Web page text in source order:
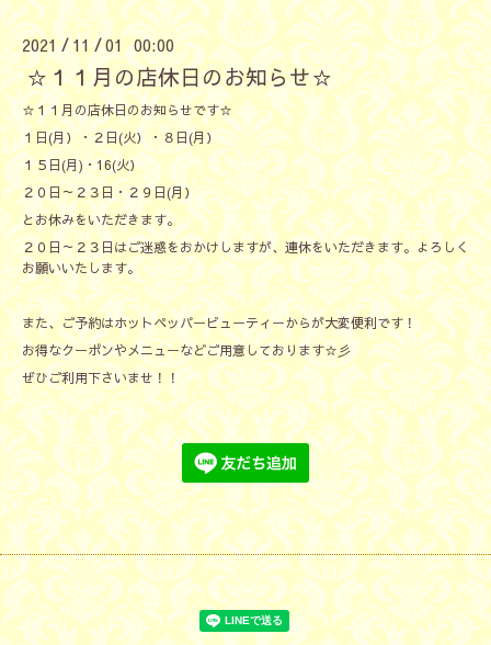
2021/11/01 00:00
☆１１月の店休日のお知らせ☆
☆１１月の店休日のお知らせです☆
１日(月）・２日(火）・８日(月）
１５日(月)・16(火）
２０日～２３日・２９日(月）
とお休みをいただきます。
２０日～２３日はご迷惑をおかけしますが、連休をいただきます。よろしく
お願いいたします。
また、ご予約はホットペッパービューティーからが大変便利です！
お得なクーポンやメニューなどご用意しております☆彡
ぜひご利用下さいませ！！